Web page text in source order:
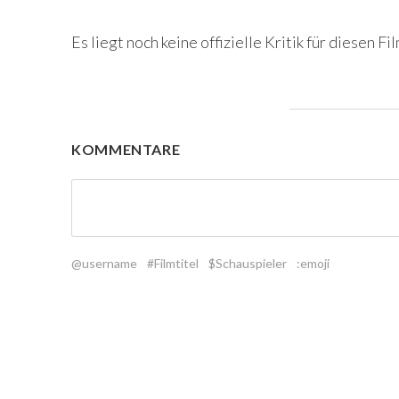
Es liegt noch keine offizielle Kritik für diesen
KOMMENTARE
@username #Filmtitel $Schauspieler :emoji